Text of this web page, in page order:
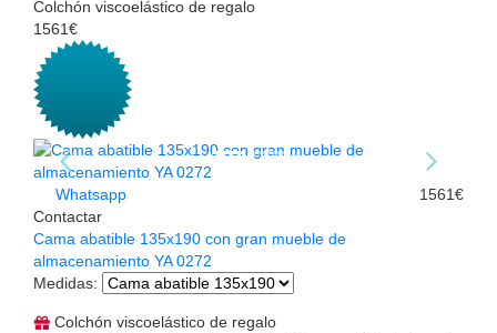
Colchón viscoelástico de regalo
1561€
Whatsapp
Contactar
1561€
Cama abatible 135x190 con gran mueble de
almacenamiento YA 0272
Medidas:
Colchón viscoelástico de regalo